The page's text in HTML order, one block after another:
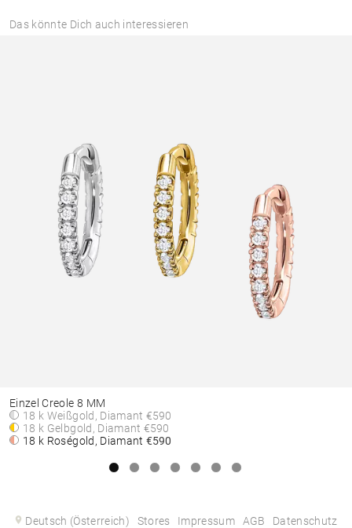
Das könnte Dich auch interessieren
Einzel Creole 8 MM
18 k Weißgold, Diamant€590
18 k Gelbgold, Diamant€590
18 k Roségold, Diamant€590
Deutsch (Österreich) Stores Impressum AGB Datenschutz